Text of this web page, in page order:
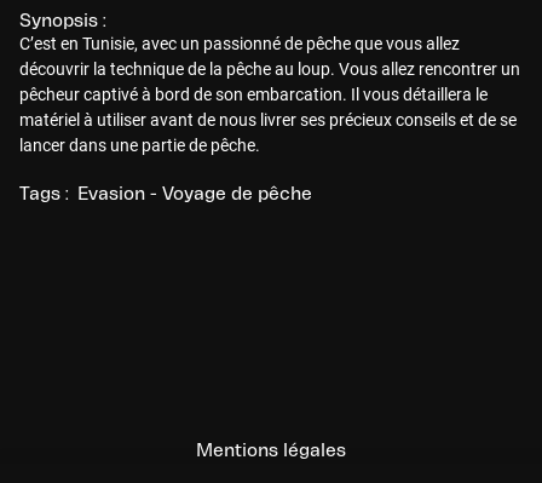
Synopsis :
C’est en Tunisie, avec un passionné de pêche que vous allez
découvrir la technique de la pêche au loup. Vous allez rencontrer un
pêcheur captivé à bord de son embarcation. Il vous détaillera le
matériel à utiliser avant de nous livrer ses précieux conseils et de se
lancer dans une partie de pêche.
Tags : Evasion - Voyage de pêche
Mentions légales